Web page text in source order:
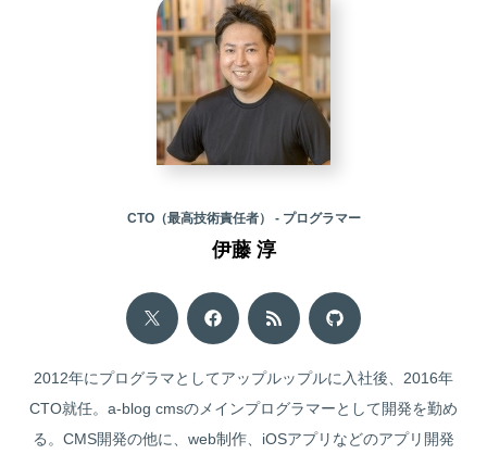
CTO（最高技術責任者） - プログラマー
伊藤 淳
2012年にプログラマとしてアップルップルに入社後、2016年
CTO就任。a-blog cmsのメインプログラマーとして開発を勤め
る。CMS開発の他に、web制作、iOSアプリなどのアプリ開発